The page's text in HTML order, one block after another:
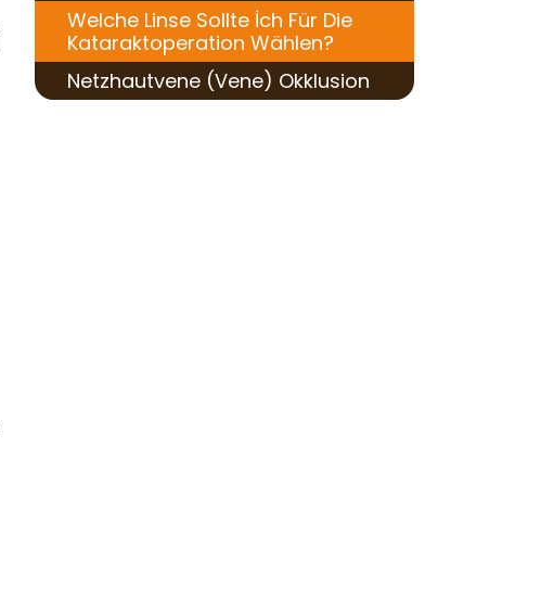
Welche Linse Sollte İch Für Die
Kataraktoperation Wählen?
Netzhautvene (Vene) Okklusion